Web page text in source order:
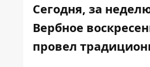
Сегодня, за
Вербное
провел